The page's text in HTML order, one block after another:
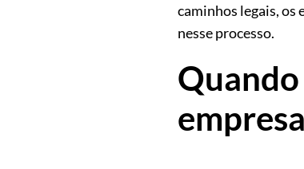
caminhos legais, os
nesse processo.